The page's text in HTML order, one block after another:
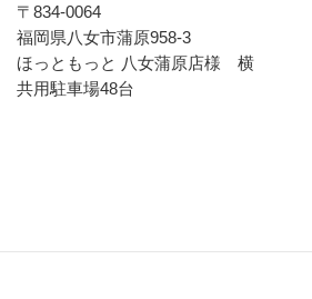
〒834-0064
福岡県八女市蒲原958-3
ほっともっと 八女蒲原店様　横
共用駐車場48台